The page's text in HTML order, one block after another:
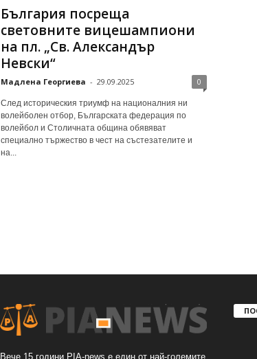
България посреща
световните вицешампиони
на пл. „Св. Александър
Невски“
Мадлена Георгиева - 29.09.2025 0
След историческия триумф на националния ни
волейболен отбор, Българската федерация по
волейбол и Столичната община обявяват
специално тържество в чест на състезателите и
на...
Вече 15 години PIA-news е един от най-големите